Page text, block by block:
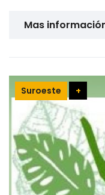
Mas
Suroeste +